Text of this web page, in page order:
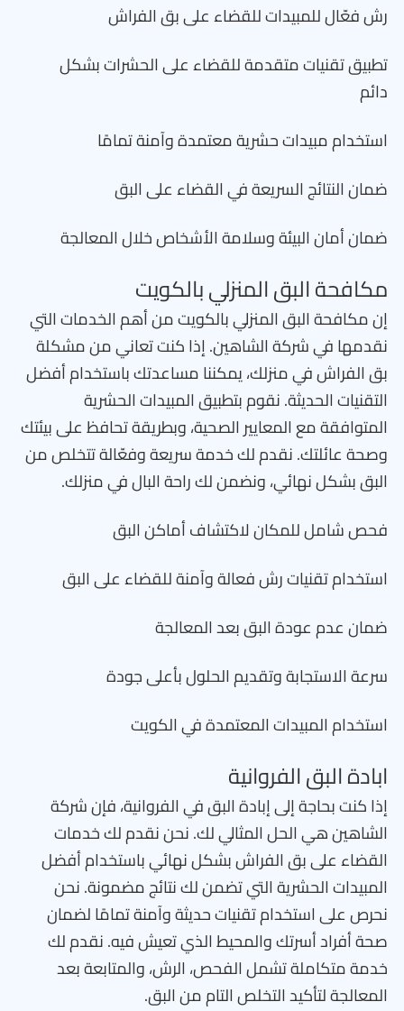
رش فعّال للمبيدات للقضاء على بق الفراش
تطبيق تقنيات متقدمة للقضاء على الحشرات بشكل
دائم
استخدام مبيدات حشرية معتمدة وآمنة تمامًا
ضمان النتائج السريعة في القضاء على البق
ضمان أمان البيئة وسلامة الأشخاص خلال المعالجة
مكافحة البق المنزلي بالكويت
إن مكافحة البق المنزلي بالكويت من أهم الخدمات التي
نقدمها في شركة الشاهين. إذا كنت تعاني من مشكلة
بق الفراش في منزلك، يمكننا مساعدتك باستخدام أفضل
التقنيات الحديثة. نقوم بتطبيق المبيدات الحشرية
المتوافقة مع المعايير الصحية، وبطريقة تحافظ على بيئتك
وصحة عائلتك. نقدم لك خدمة سريعة وفعّالة تتخلص من
البق بشكل نهائي، ونضمن لك راحة البال في منزلك.
فحص شامل للمكان لاكتشاف أماكن البق
استخدام تقنيات رش فعالة وآمنة للقضاء على البق
ضمان عدم عودة البق بعد المعالجة
سرعة الاستجابة وتقديم الحلول بأعلى جودة
استخدام المبيدات المعتمدة في الكويت
ابادة البق الفروانية
إذا كنت بحاجة إلى إبادة البق في الفروانية، فإن شركة
الشاهين هي الحل المثالي لك. نحن نقدم لك خدمات
القضاء على بق الفراش بشكل نهائي باستخدام أفضل
المبيدات الحشرية التي تضمن لك نتائج مضمونة. نحن
نحرص على استخدام تقنيات حديثة وآمنة تمامًا لضمان
صحة أفراد أسرتك والمحيط الذي تعيش فيه. نقدم لك
خدمة متكاملة تشمل الفحص، الرش، والمتابعة بعد
المعالجة لتأكيد التخلص التام من البق.